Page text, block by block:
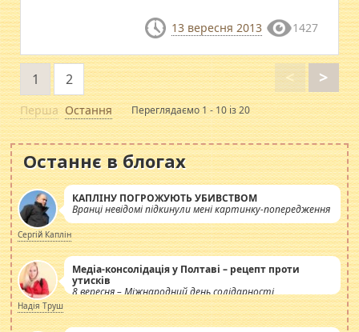
13 вересня 2013 1427
Перша
<
1 2 >
Остання Переглядаємо 1 - 10 із 20
Останнє в блогах
КАПЛІНУ ПОГРОЖУЮТЬ УБИВСТВОМ
Вранці невідомі підкинули мені картинку-попередження
Сергій Каплін
Медіа-консолідація у Полтаві – рецепт проти
утисків
8 вересня – Міжнародний день солідарності
журналістів.
Надія Труш